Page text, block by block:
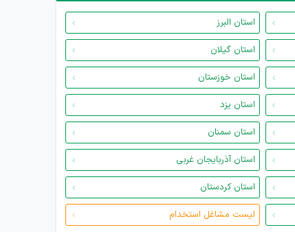
استان البرز
استان گیلان
استان خوزستان
استان یزد
استان سمنان
استان آذربایجان غربی
استان کردستان
لیست مشاغل استخدام